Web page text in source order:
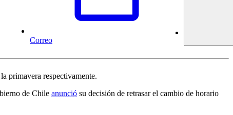
Correo
primavera respectivamente.
de Chile anunció su decisión de retrasar el cambio de horario